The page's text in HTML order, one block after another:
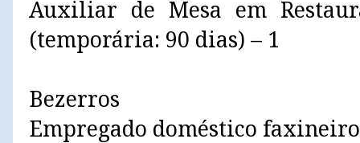
Auxiliar de Mesa em
(temporária: 90 dias) – 1
Bezerros
Empregado doméstico